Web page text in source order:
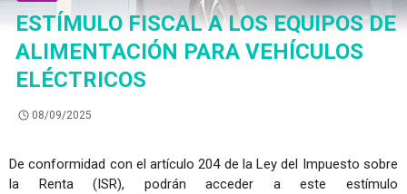
ESTÍMULO FISCAL A LOS EQUIPOS DE
ALIMENTACIÓN PARA VEHÍCULOS
ELÉCTRICOS
08/09/2025
De conformidad con el artículo 204 de la Ley del Impuesto sobre
la Renta (ISR), podrán acceder a este estímulo